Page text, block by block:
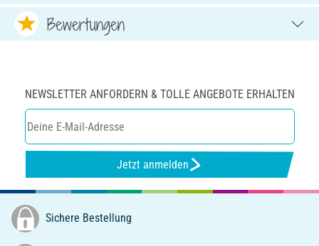
Bewertungen
NEWSLETTER ANFORDERN & TOLLE ANGEBOTE ERHALTEN
Jetzt anmelden
Sichere Bestellung